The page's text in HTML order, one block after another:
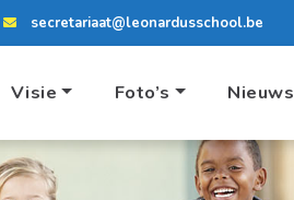
secretariaat@leonardusschool.be
Visie Foto’s Nieuws